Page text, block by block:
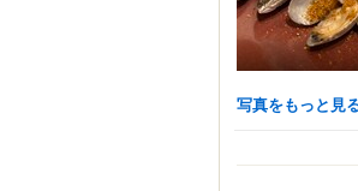
写真をもっと見